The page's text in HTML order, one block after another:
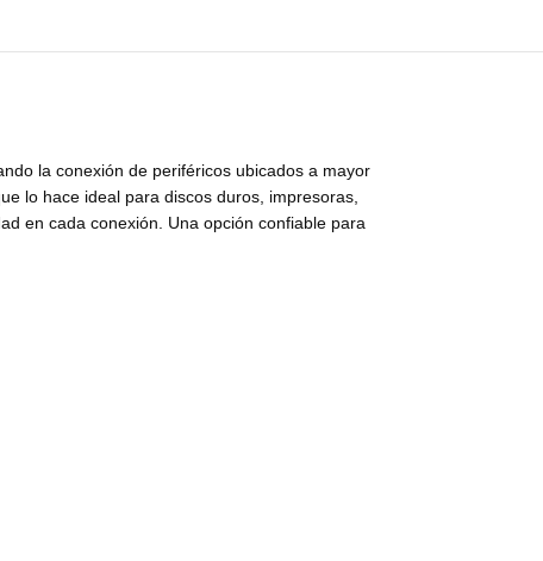
la conexión de periféricos ubicados a mayor
lo hace ideal para discos duros, impresoras,
en cada conexión. Una opción confiable para